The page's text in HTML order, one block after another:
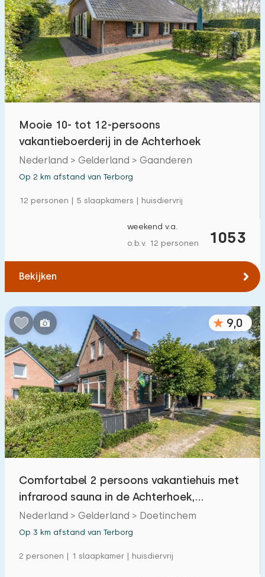
Badkamers:
1 2 3 4 5
Afstanden
Vanaf Terborg (max. aantal km):
Tot zee
1 2 5
Tot openbaar vervoer(max. aantal km):
0,2 0,5 1 2 5
Accommodatie
Niet op vakantiepark 10
Op vakantiepark
Vrijstaande woning
Mooie 10- tot 12-persoons
vakantieboerderij in de Achterhoek
Nederland > Gelderland > Gaanderen
Op 2 km afstand van Terborg
12 personen | 5 slaapkamers | huisdiervrij
1053
weekend v.a.
o.b.v. 12 personen
Bekijken
9,0
Comfortabel 2 persoons vakantiehuis met
infrarood sauna in de Achterhoek,
Doetinchem
Nederland > Gelderland > Doetinchem
Op 3 km afstand van Terborg
2 personen | 1 slaapkamer | huisdiervrij